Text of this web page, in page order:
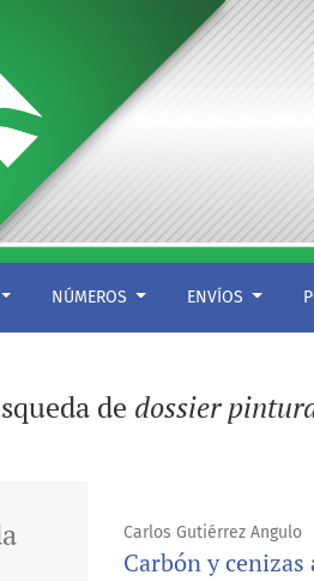
NÚMEROS ENVÍOS
de dossier
Carlos Gutiérrez Angulo
Carbón y cenizas